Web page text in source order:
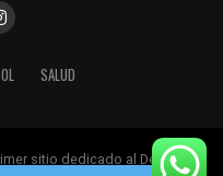
SALUD
sitio dedicado al Deporte